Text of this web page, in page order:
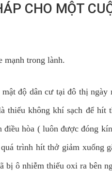
CHO MỘT
mạnh trong lành.
độ dân cư tại đô thị ngày
thiếu không khí sạch để hít
hòa ( luôn được đóng
trình hít thở giảm xuống
bị ô nhiễm thiếu oxi ra bên